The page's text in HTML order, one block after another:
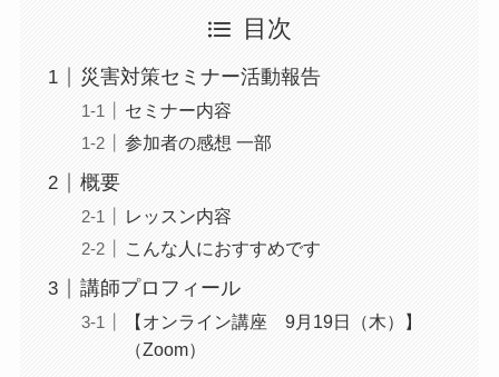
目次
災害対策セミナー活動報告
セミナー内容
参加者の感想 一部
概要
レッスン内容
こんな人におすすめです
講師プロフィール
【オンライン講座 9月19日（木）】
（Zoom）